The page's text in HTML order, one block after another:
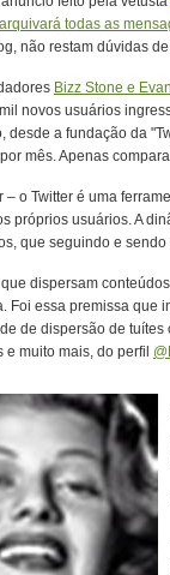
arquivará todas as
não restam dúvidas
Bizz Stone e
novos usuários
desde a fundação da
mês. Apenas
– o Twitter é uma
próprios usuários. A
que seguindo e
dispersam
Foi essa premissa que
de dispersão de
muito mais, do perfil